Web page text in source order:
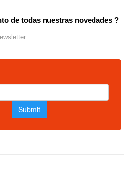
de todas nuestras novedades ?